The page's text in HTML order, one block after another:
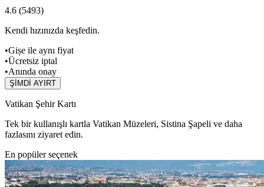
4.6 (5493)
Kendi hızınızda keşfedin.
•Gișe ile aynı fiyat
•Ücretsiz iptal
•Anında onay
ŞİMDİ AYIRT
Vatikan Şehir Kartı
Tek bir kullanışlı kartla Vatikan Müzeleri, Sistina Şapeli ve daha
fazlasını ziyaret edin.
En popüler seçenek